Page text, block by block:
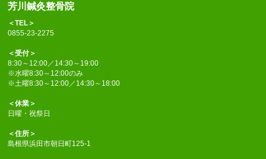
芳川鍼灸整骨院
＜TEL＞
0855-23-2275
＜受付＞
8:30～12:00／14:30～19:00
※水曜8:30～12:00のみ
※土曜8:30～12:00／14:30～18:00
＜休業＞
日曜・祝祭日
＜住所＞
島根県浜田市朝日町125-1